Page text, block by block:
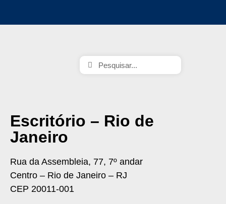
Escritório – Rio de
Janeiro
Rua da Assembleia, 77, 7º andar
Centro – Rio de Janeiro – RJ
CEP 20011-001